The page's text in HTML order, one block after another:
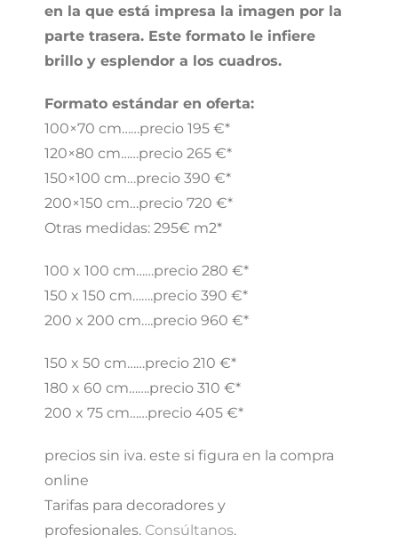
en la que está impresa la imagen por la
parte trasera. Este formato le infiere
brillo y esplendor a los cuadros.
Formato estándar en oferta:
100×70 cm……precio 195 €*
120×80 cm……precio 265 €*
150×100 cm…precio 390 €*
200×150 cm…precio 720 €*
Otras medidas: 295€ m2*
100 x 100 cm……precio 280 €*
150 x 150 cm…….precio 390 €*
200 x 200 cm….precio 960 €*
150 x 50 cm……precio 210 €*
180 x 60 cm…….precio 310 €*
200 x 75 cm……precio 405 €*
precios sin iva. este si figura en la compra
online
Tarifas para decoradores y
profesionales. Consúltanos.